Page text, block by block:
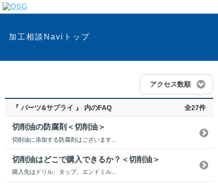
加工相談Naviトップ
アクセス数順
『 パーツ&サプライ 』 内のFAQ 全27件
切削油の防腐剤＜切削油＞
切削油に添加する防腐剤はございます...
切削油はどこで購入できるか？＜切削油＞
購入先はドリル、タップ、エンドミル...